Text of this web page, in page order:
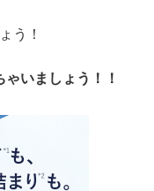
う！
いましょう！！